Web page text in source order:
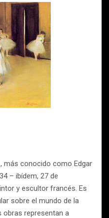
más conocido como Edgar
– ibídem, 27 de
y escultor francés. Es
sobre el mundo de la
obras representan a